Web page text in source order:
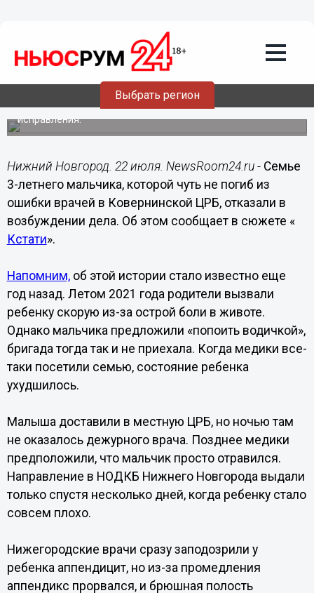
Выбрать регион
Семье едва не умершего в
Ковернинской ЦРБ ребенка отказали в
возбуждении дела
Родители малыша считают, что в документы внесли
исправления.
Нижний Новгород. 22 июля. NewsRoom24.ru - Семье
3-летнего мальчика, которой чуть не погиб из
ошибки врачей в Ковернинской ЦРБ, отказали в
возбуждении дела. Об этом сообщает в сюжете «
Кстати».
Напомним,об этой истории стало известно еще
год назад. Летом 2021 года родители вызвали
ребенку скорую из-за острой боли в животе.
Однако мальчика предложили «попоить водичкой»,
бригада тогда так и не приехала. Когда медики все-
таки посетили семью, состояние ребенка
ухудшилось.
Малыша доставили в местную ЦРБ, но ночью там
не оказалось дежурного врача. Позднее медики
предположили, что мальчик просто отравился.
Направление в НОДКБ Нижнего Новгорода выдали
только спустя несколько дней, когда ребенку стало
совсем плохо.
Нижегородские врачи сразу заподозрили у
ребенка аппендицит, но из-за промедления
аппендикс прорвался, и брюшная полость